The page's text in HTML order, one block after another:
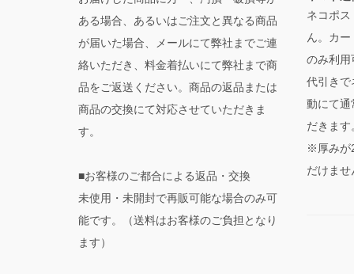
ある場合、あるいはご注文と異なる商品
が届いた場合、メールにて弊社までご連
絡いただき、料金着払いにて弊社まで商
品をご返送ください。商品の返品または
商品の交換にて対応させていただきま
す。
■お客様のご都合による返品・交換
未使用・未開封で再販可能な場合のみ可
能です。（送料はお客様のご負担となり
ます）
ネコポ
ん。カ
のみ利用
代引きで
動にて通
だきます
※厚みが
だけませ